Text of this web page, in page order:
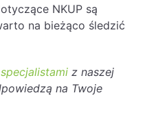
NKUP są
na bieżąco śledzić
specjalistami z naszej
na Twoje